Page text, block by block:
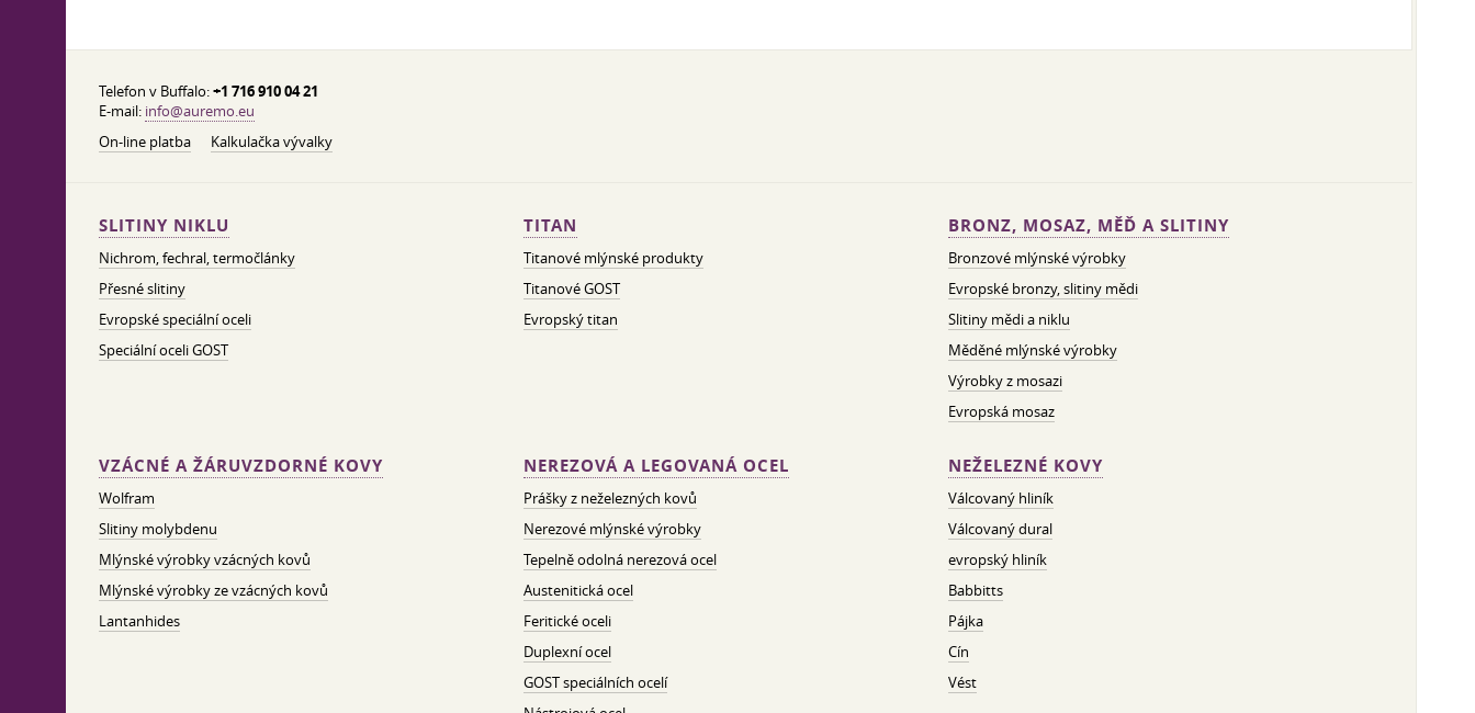
Telefon v Buffalo:+1 716 910 04 21
E-mail: info@auremo.eu
On-line platba
Kalkulačka vývalky
SLITINY NIKLU
Nichrom, fechral, termočlánky
Přesné slitiny
Evropské speciální oceli
Speciální oceli GOST
TITAN
Titanové mlýnské produkty
Titanové GOST
Evropský titan
BRONZ, MOSAZ, MĚĎ A SLITINY
Bronzové mlýnské výrobky
Evropské bronzy, slitiny mědi
Slitiny mědi a niklu
Měděné mlýnské výrobky
Výrobky z mosazi
Evropská mosaz
VZÁCNÉ A ŽÁRUVZDORNÉ KOVY
Wolfram
Slitiny molybdenu
Mlýnské výrobky vzácných kovů
Mlýnské výrobky ze vzácných kovů
Lantanhides
NEREZOVÁ A LEGOVANÁ OCEL
Prášky z neželezných kovů
Nerezové mlýnské výrobky
Tepelně odolná nerezová ocel
Austenitická ocel
Feritické oceli
Duplexní ocel
GOST speciálních ocelí
NEŽELEZNÉ KOVY
Válcovaný hliník
Válcovaný dural
evropský hliník
Babbitts
Pájka
Cín
Vést